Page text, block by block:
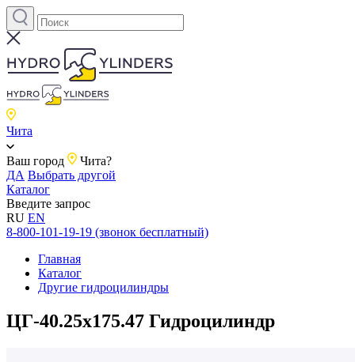
Чита
Ваш город
Чита?
ДА Выбрать другой
Каталог
Введите запрос
RU EN
8-800-101-19-19 (звонок бесплатный)
Главная
Каталог
Другие гидроцилиндры
ЦГ-40.25х175.47 Гидроцилиндр